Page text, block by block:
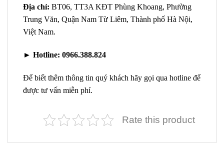
Địa chỉ: BT06, TT3A KĐT Phùng Khoang, Phường
Trung Văn, Quận Nam Từ Liêm, Thành phố Hà Nội,
Việt Nam.
► Hotline: 0966.388.824
Để biết thêm thông tin quý khách hãy gọi qua hotline để
được tư vấn miễn phí.
Rate this product